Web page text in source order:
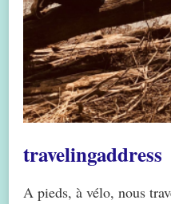
travelingaddress
A pieds, à vélo, nous